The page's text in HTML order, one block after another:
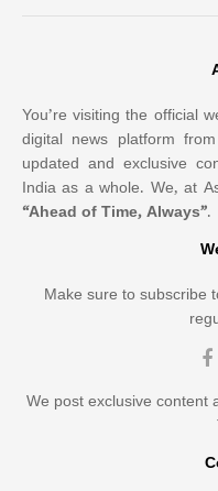
You’re visiting the official
digital news platform
updated and exclusive
India as a whole. We, at
“Ahead of Time, Always”.
Make sure to subscribe
We post exclusive content